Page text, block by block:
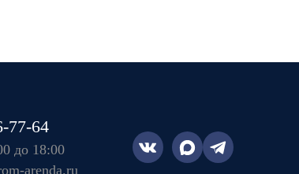
77-64
до 18:00
arenda.ru